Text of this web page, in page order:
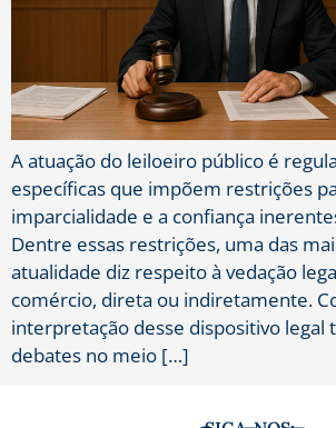
A atuação do leiloeiro público é
específicas que impõem restrições
imparcialidade e a confiança
Dentre essas restrições, uma das
atualidade diz respeito à vedação
comércio, direta ou indiretamente.
interpretação desse dispositivo legal
debates no meio […]